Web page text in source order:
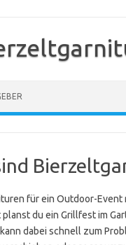
für ein Outdoor-Event
du ein Grillfest im
dabei schnell zum